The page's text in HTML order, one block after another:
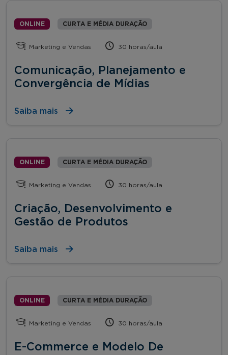
ONLINE CURTA E MÉDIA DURAÇÃO
Marketing e Vendas 30 horas/aula
Comunicação, Planejamento e
Convergência de Mídias
Saiba mais
ONLINE CURTA E MÉDIA DURAÇÃO
Marketing e Vendas 30 horas/aula
Criação, Desenvolvimento e
Gestão de Produtos
Saiba mais
ONLINE CURTA E MÉDIA DURAÇÃO
Marketing e Vendas 30 horas/aula
E-Commerce e Modelo De